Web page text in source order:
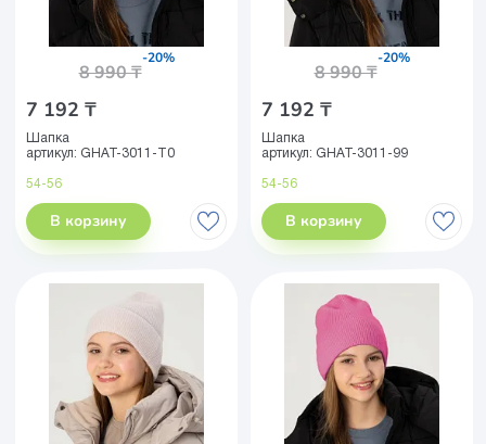
7 192 ₸
8 990 ₸
-20%
Шапка
артикул: GHAT-3011-T0
54-56
В корзину
7 192 ₸
8 990 ₸
-20%
Шапка
артикул: GHAT-3011-99
54-56
В корзину